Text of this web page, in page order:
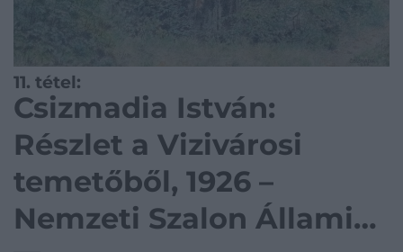
11. tétel:
Csizmadia István:
Részlet a Vizivárosi
temetőből, 1926 –
Nemzeti Szalon Állami